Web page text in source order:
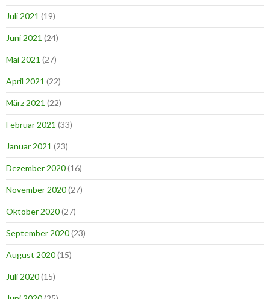
Juli 2021 (19)
Juni 2021 (24)
Mai 2021 (27)
April 2021 (22)
März 2021 (22)
Februar 2021 (33)
Januar 2021 (23)
Dezember 2020(16)
November 2020(27)
Oktober 2020(27)
September 2020(23)
August 2020(15)
Juli 2020(15)